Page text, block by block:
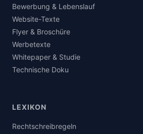
Bewerbung & Lebenslauf
Website-Texte
Flyer & Broschüre
Werbetexte
Whitepaper & Studie
Technische Doku
LEXIKON
Rechtschreibregeln